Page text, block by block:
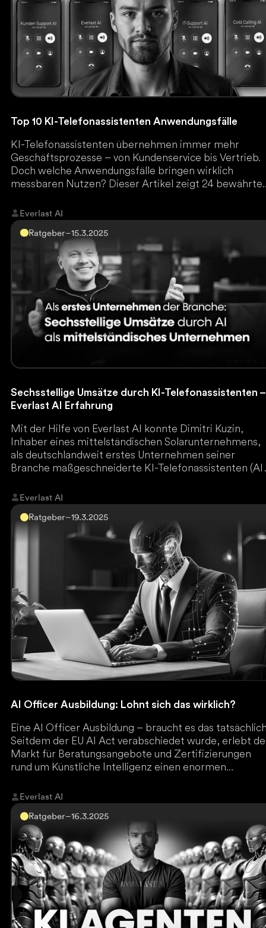
Top 10 KI-Telefonassistenten Anwendungsfälle
KI-Telefonassistenten übernehmen immer mehr
Geschäftsprozesse – von Kundenservice bis Vertrieb.
Doch welche Anwendungsfälle bringen wirklich
messbaren Nutzen? Dieser Artikel zeigt 24 bewährte
Wer nicht frühzeitig automatisiert, verliert wertvolle
Marktanteile. Jetzt lesen und die besten KI-
entdecken.
Everlast AI
Ratgeber–15.3.2025
Sechsstellige Umsätze durch KI-Telefonassistenten –
Everlast AI Erfahrung
Mit der Hilfe von Everlast AI konnte Dimitri Kuzin,
Inhaber eines mittelständischen Solarunternehmens,
als deutschlandweit erstes Unternehmen seiner
Branche maßgeschneiderte KI-Telefonassistenten (AI
Interessenten für die der Vertrieb keine Zeit hatte,
reaktivieren und dadurch sechsstellige Umsätze
generieren.
Everlast AI
Ratgeber–19.3.2025
AI Officer Ausbildung: Lohnt sich das wirklich?
Eine AI Officer Ausbildung – braucht es das
Seitdem der EU AI Act verabschiedet wurde, erlebt
Markt für Beratungsangebote und Zertifizierungen
rund um Künstliche Intelligenz einen enormen
Everlast AI
Ratgeber–16.3.2025